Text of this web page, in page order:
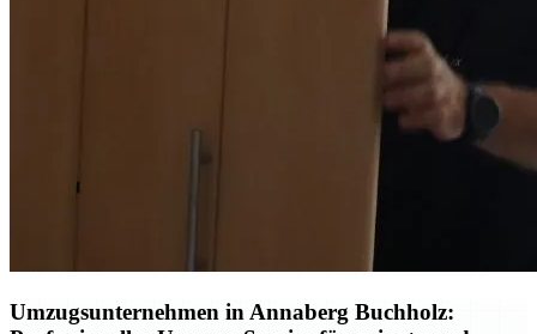
Umzugsunternehmen in Annaberg Buchholz: